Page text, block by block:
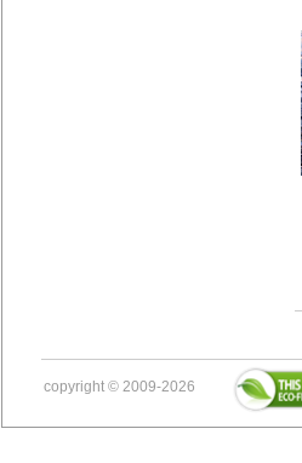
copyright © 2009-2026